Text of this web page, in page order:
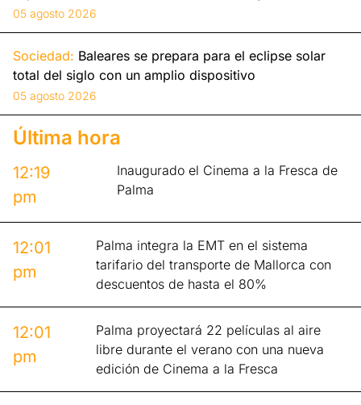
05 agosto 2026
Sociedad: Baleares se prepara para el eclipse solar
total del siglo con un amplio dispositivo
05 agosto 2026
Última hora
12:19
pm
Inaugurado el Cinema a la Fresca de
Palma
12:01
pm
Palma integra la EMT en el sistema
tarifario del transporte de Mallorca con
descuentos de hasta el 80%
12:01
pm
Palma proyectará 22 películas al aire
libre durante el verano con una nueva
edición de Cinema a la Fresca